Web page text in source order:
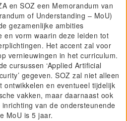
en SOZ een Memorandum van
of Understanding – MoU)
gezamenlijke ambities
en vorm waarin deze leiden tot
Het accent zal voor
vernieuwingen in het curriculum.
cursussen ‘Applied Artificial
gegeven. SOZ zal niet alleen
ontwikkelen en eventueel tijdelijk
vakken, maar daarnaast ook
van de ondersteunende
MoU is 5 jaar.